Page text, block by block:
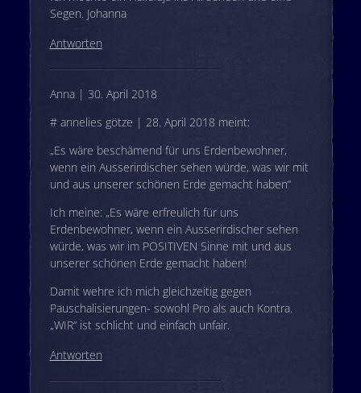
Segen. Johanna
Antworten
Anna | 30. April 2018
# annelies götze | 28. April 2018 meint:
„Es wäre beschämend für uns Erdenbewohner,
wenn ein Ausserirdischer sehen würde, was wir mit
und aus unserer schönen Erde gemacht haben“
Ich meine: „Es wäre erfreulich für uns
Erdenbewohner, wenn ein Ausserirdischer sehen
würde, was wir im POSITIVEN Sinne mit und aus
unserer schönen Erde gemacht haben!
Damit wehre ich mich gleichzeitig gegen
Pauschalisierungen- sowohl Pro als auch Kontra.
„WIR“ ist schlicht und einfach unfair.
Antworten